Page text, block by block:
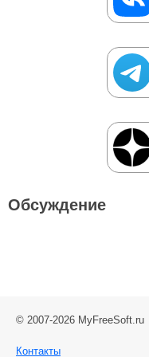
Обсуждение
© 2007-2026 MyFreeSoft.ru
Контакты